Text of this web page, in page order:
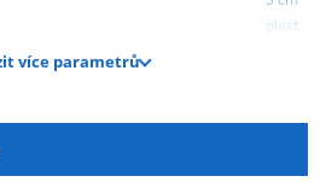
plast
více parametrů